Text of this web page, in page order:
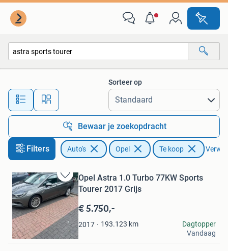
Alle afstanden…
Sorteer op
Bewaar je zoekopdracht
Filters Auto's Opel Te koop
Bewaren
Mijn
Favorieten
Opel Astra 1.0 Turbo 77KW Sports
Tourer 2017 Grijs
€ 5.750,-
2017 193.123 km
Denilson Oliveira
Leidschendam
Dagtopper
Vandaag